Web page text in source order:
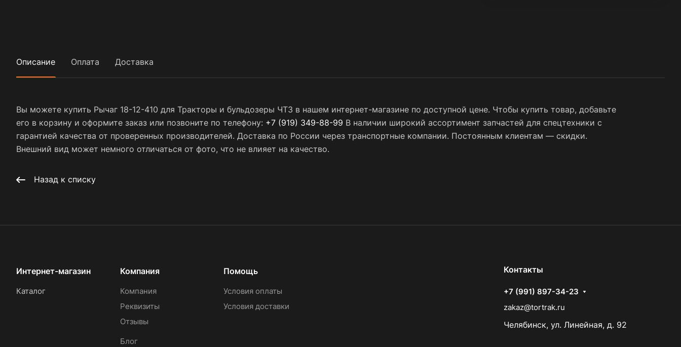
Описание Оплата Доставка
Вы можете купить Рычаг 18-12-410 для Тракторы и бульдозеры ЧТЗ в нашем интернет-магазине по доступной цене. Чтобы купить товар, добавьте
его в корзину и оформите заказ или позвоните по телефону: +7 (919) 349-88-99 В наличии широкий ассортимент запчастей для спецтехники с
гарантией качества от проверенных производителей. Доставка по России через транспортные компании. Постоянным клиентам — скидки.
Внешний вид может немного отличаться от фото, что не влияет на качество.
Назад к списку
Интернет-магазин
Каталог
Компания
Компания
Реквизиты
Отзывы
Блог
Помощь
Условия оплаты
Условия доставки
Контакты
+7 (991) 897-34-23
zakaz@tortrak.ru
Челябинск, ул. Линейная, д. 92